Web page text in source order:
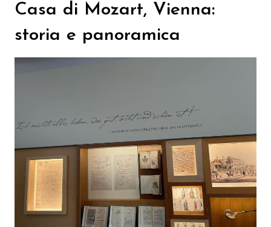
Casa di Mozart, Vienna:
storia e panoramica